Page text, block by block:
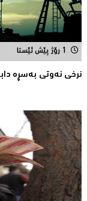
1 رۆژ پێش ئێستا
نرخی نه‌وتی به‌سڕه‌